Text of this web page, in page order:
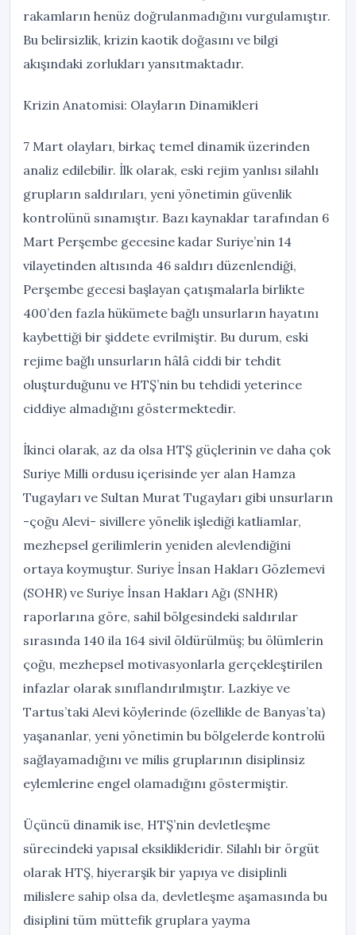
rakamların henüz doğrulanmadığını vurgulamıştır.
Bu belirsizlik, krizin kaotik doğasını ve bilgi
akışındaki zorlukları yansıtmaktadır.
Krizin Anatomisi: Olayların Dinamikleri
7 Mart olayları, birkaç temel dinamik üzerinden
analiz edilebilir. İlk olarak, eski rejim yanlısı silahlı
grupların saldırıları, yeni yönetimin güvenlik
kontrolünü sınamıştır. Bazı kaynaklar tarafından 6
Mart Perşembe gecesine kadar Suriye’nin 14
vilayetinden altısında 46 saldırı düzenlendiği,
Perşembe gecesi başlayan çatışmalarla birlikte
400’den fazla hükümete bağlı unsurların hayatını
kaybettiği bir şiddete evrilmiştir. Bu durum, eski
rejime bağlı unsurların hâlâ ciddi bir tehdit
oluşturduğunu ve HTŞ’nin bu tehdidi yeterince
ciddiye almadığını göstermektedir.
İkinci olarak, az da olsa HTŞ güçlerinin ve daha çok
Suriye Milli ordusu içerisinde yer alan Hamza
Tugayları ve Sultan Murat Tugayları gibi unsurların
-çoğu Alevi- sivillere yönelik işlediği katliamlar,
mezhepsel gerilimlerin yeniden alevlendiğini
ortaya koymuştur. Suriye İnsan Hakları Gözlemevi
(SOHR) ve Suriye İnsan Hakları Ağı (SNHR)
raporlarına göre, sahil bölgesindeki saldırılar
sırasında 140 ila 164 sivil öldürülmüş; bu ölümlerin
çoğu, mezhepsel motivasyonlarla gerçekleştirilen
infazlar olarak sınıflandırılmıştır. Lazkiye ve
Tartus’taki Alevi köylerinde (özellikle de Banyas’ta)
yaşananlar, yeni yönetimin bu bölgelerde kontrolü
sağlayamadığını ve milis gruplarının disiplinsiz
eylemlerine engel olamadığını göstermiştir.
Üçüncü dinamik ise, HTŞ’nin devletleşme
sürecindeki yapısal eksiklikleridir. Silahlı bir örgüt
olarak HTŞ, hiyerarşik bir yapıya ve disiplinli
milislere sahip olsa da, devletleşme aşamasında bu
disiplini tüm müttefik gruplara yayma